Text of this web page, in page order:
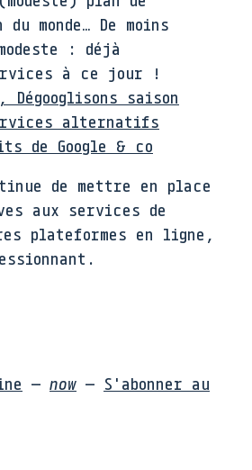
monde… De moins
: déjà
à ce jour !
Dégooglisons saison
alternatifs
de Google & co
de mettre en place
aux services de
plateformes en ligne,
— now — S'abonner au